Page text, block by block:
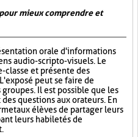
mieux comprendre et
orale d'informations
audio-scripto-visuels. Le
classe et présente des
peut se faire de
Il est possible que les
questions aux orateurs. En
aux élèves de partager leurs
leurs habiletés de